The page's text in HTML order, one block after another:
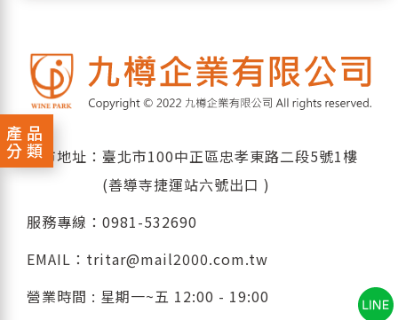
產品
分類門市地址：臺北市100中正區忠孝東路二段5號1樓
(善導寺捷運站六號出口 )
服務專線： 0981-532690
EMAIL： tritar@mail2000.com.tw
營業時間 : 星期一~五 12:00 - 19:00